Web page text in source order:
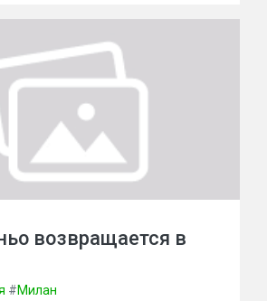
возвращается в
#Милан